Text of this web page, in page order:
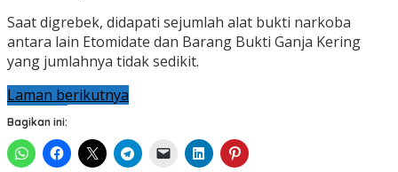
Saat digrebek, didapati sejumlah alat bukti narkoba
antara lain Etomidate dan Barang Bukti Ganja Kering
yang jumlahnya tidak sedikit.
Laman berikutnya
Bagikan ini: